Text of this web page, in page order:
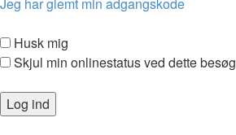
Husk mig
Skjul min onlinestatus ved dette besøg